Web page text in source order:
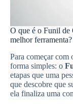
O que é o Funil de
melhor ferramenta?
Para começar com
forma simples: o
etapas que uma
que descobre que
ela finaliza uma